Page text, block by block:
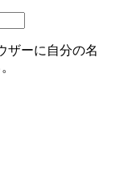
ザーに自分の名